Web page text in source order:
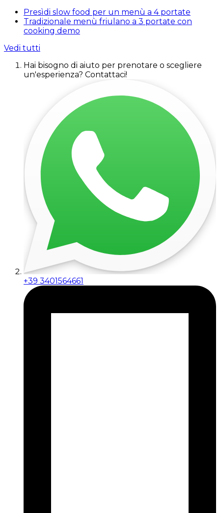
Presìdi slow food per un menù a 4 portate
Tradizionale menù friulano a 3 portate con
cooking demo
Vedi tutti
Hai bisogno di aiuto per prenotare o scegliere
un'esperienza? Contattaci!
+39 3401564661